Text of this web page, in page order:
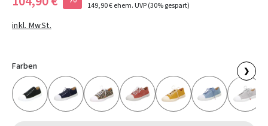
149,90 €ehem. UVP(30% gespart)
inkl. MwSt.
Farben ❯